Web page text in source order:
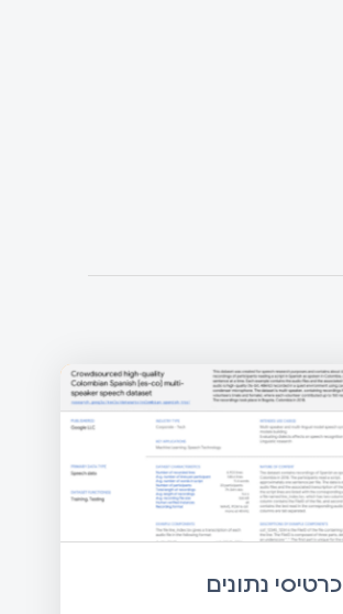
כרטיסי נתונים